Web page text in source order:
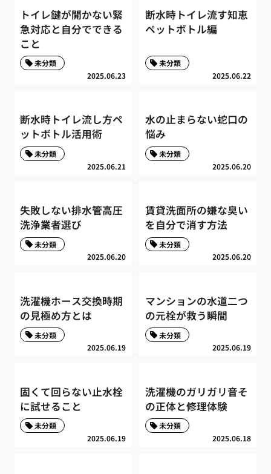
トイレ鍵が開かない緊
急対応と自分でできる
こと
2025.06.23
未分類
断水時トイレ流す知恵
ペットボトル編
2025.06.22
未分類
断水時トイレ流し方ペ
ットボトル活用術
2025.06.21
未分類
水の止まらない蛇口の
悩み
2025.06.20
未分類
失敗しない排水管高圧
洗浄業者選び
2025.06.20
未分類
賃貸洗面所の嫌な臭い
を自分で消す方法
2025.06.20
未分類
洗濯機ホース交換時期
の見極め方とは
2025.06.19
未分類
マンションの水道二つ
の元栓が救う瞬間
2025.06.19
未分類
固くて回らない止水栓
に試せること
2025.06.19
未分類
洗濯機のガリガリ音そ
の正体と修理体験
2025.06.18
未分類